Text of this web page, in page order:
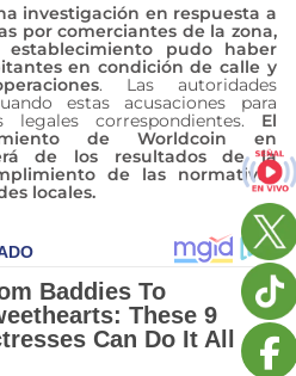
investigación en respuesta a
por comerciantes de la zona,
pudo haber
en condición de calle y
. Las autoridades
estas acusaciones para
legales correspondientes. El
de Worldcoin en
de los resultados de la
de las normativas
locales.